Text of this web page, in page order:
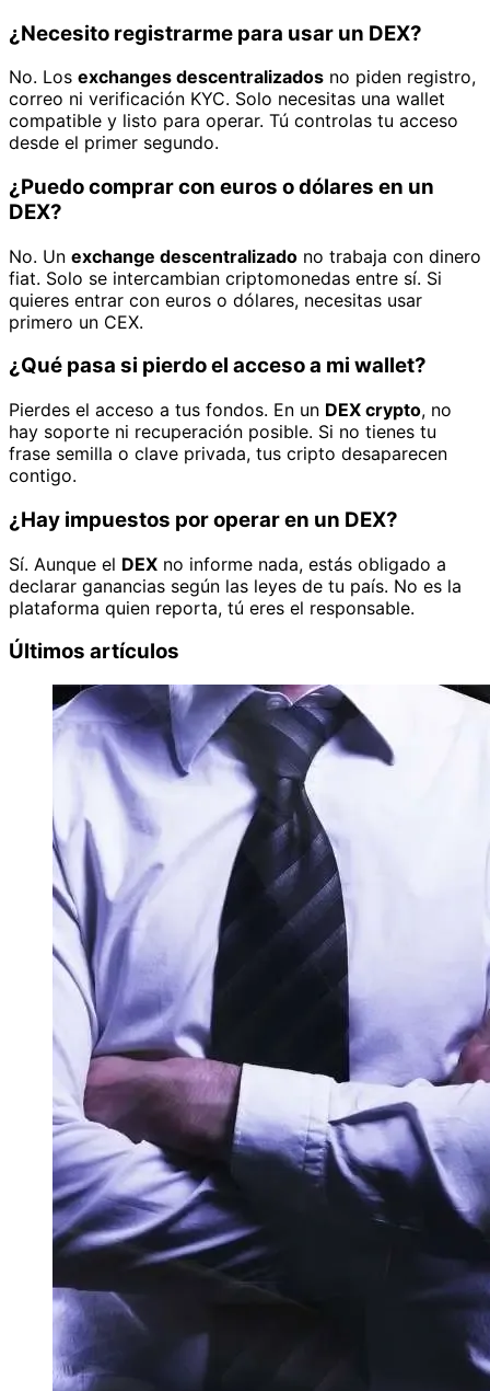
¿Necesito registrarme para usar un DEX?
No. Los exchanges descentralizados no piden registro,
correo ni verificación KYC. Solo necesitas una wallet
compatible y listo para operar. Tú controlas tu acceso
desde el primer segundo.
¿Puedo comprar con euros o dólares en un
DEX?
No. Un exchange descentralizado no trabaja con dinero
fiat. Solo se intercambian criptomonedas entre sí. Si
quieres entrar con euros o dólares, necesitas usar
primero un CEX.
¿Qué pasa si pierdo el acceso a mi wallet?
Pierdes el acceso a tus fondos. En un DEX crypto, no
hay soporte ni recuperación posible. Si no tienes tu
frase semilla o clave privada, tus cripto desaparecen
contigo.
¿Hay impuestos por operar en un DEX?
Sí. Aunque el DEX no informe nada, estás obligado a
declarar ganancias según las leyes de tu país. No es la
plataforma quien reporta, tú eres el responsable.
Últimos artículos